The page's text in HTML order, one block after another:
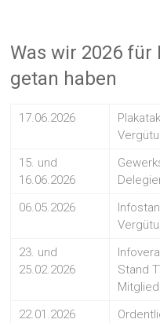
Was wir 2026 für
getan haben
17.06.2026
15. und
16.06.2026
06.05.2026
23. und
25.02.2026
Stand
22.01.2026